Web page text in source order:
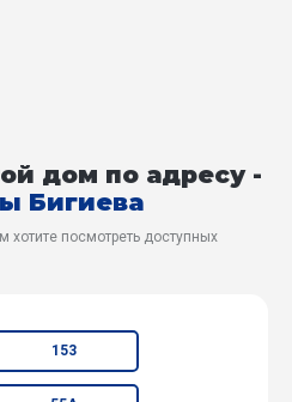
дом по адресу -
Бигиева
хотите посмотреть доступных
153